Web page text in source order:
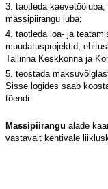
3. taotleda
massipiirangu luba;
4. taotleda loa- ja
muudatusprojektid,
Tallinna Keskkonna ja
5. teostada
Sisse logides saab
tõendi.
Massipiirangu alade
vastavalt kehtivale